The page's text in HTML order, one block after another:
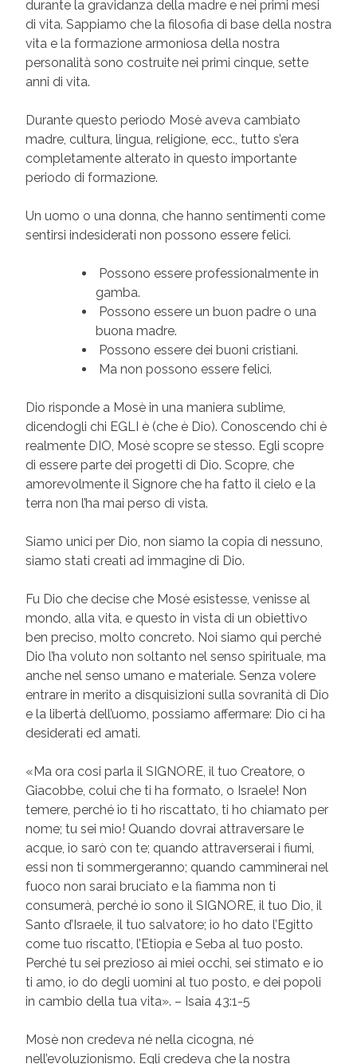
durante la gravidanza della madre e nei primi mesi
di vita. Sappiamo che la filosofia di base della nostra
vita e la formazione armoniosa della nostra
personalità sono costruite nei primi cinque, sette
anni di vita.
Durante questo periodo Mosè aveva cambiato
madre, cultura, lingua, religione, ecc., tutto s’era
completamente alterato in questo importante
periodo di formazione.
Un uomo o una donna, che hanno sentimenti come
sentirsi indesiderati non possono essere felici.
Possono essere professionalmente in
gamba.
Possono essere un buon padre o una
buona madre.
Possono essere dei buoni cristiani.
Ma non possono essere felici.
Dio risponde a Mosè in una maniera sublime,
dicendogli chi EGLI è (che è Dio). Conoscendo chi è
realmente DIO, Mosè scopre se stesso. Egli scopre
di essere parte dei progetti di Dio. Scopre, che
amorevolmente il Signore che ha fatto il cielo e la
terra non l’ha mai perso di vista.
Siamo unici per Dio, non siamo la copia di nessuno,
siamo stati creati ad immagine di Dio.
Fu Dio che decise che Mosè esistesse, venisse al
mondo, alla vita, e questo in vista di un obiettivo
ben preciso, molto concreto. Noi siamo qui perché
Dio l’ha voluto non soltanto nel senso spirituale, ma
anche nel senso umano e materiale. Senza volere
entrare in merito a disquisizioni sulla sovranità di Dio
e la libertà dell’uomo, possiamo affermare: Dio ci ha
desiderati ed amati.
«Ma ora cosi parla il SIGNORE, il tuo Creatore, o
Giacobbe, colui che ti ha formato, o Israele! Non
temere, perché io ti ho riscattato, ti ho chiamato per
nome; tu sei mio! Quando dovrai attraversare le
acque, io sarò con te; quando attraverserai i fiumi,
essi non ti sommergeranno; quando camminerai nel
fuoco non sarai bruciato e la fiamma non ti
consumerà, perché io sono il SIGNORE, il tuo Dio, il
Santo d’Israele, il tuo salvatore; io ho dato l’Egitto
come tuo riscatto, l’Etiopia e Seba al tuo posto.
Perché tu sei prezioso ai miei occhi, sei stimato e io
ti amo, io do degli uomini al tuo posto, e dei popoli
in cambio della tua vita». – Isaia 43:1-5
Mosè non credeva né nella cicogna, né
nell’evoluzionismo. Egli credeva che la nostra